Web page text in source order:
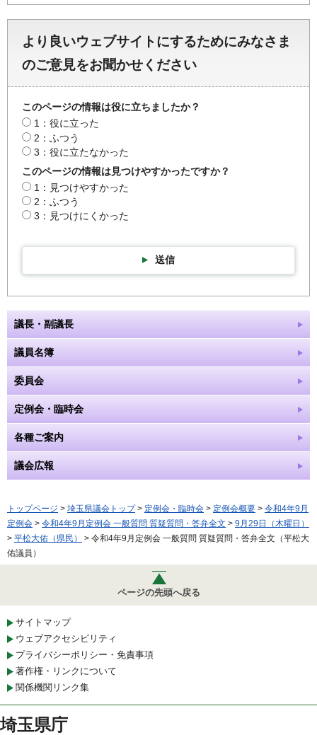
より良いウェブサイトにするためにみなさま
のご意見をお聞かせください
このページの情報は役に立ちましたか？
1：役に立った
2：ふつう
3：役に立たなかった
このページの情報は見つけやすかったですか？
1：見つけやすかった
2：ふつう
3：見つけにくかった
送信
議長・副議長
議員名簿
委員会
定例会・臨時会
各種ご案内
議会広報
トップページ > 埼玉県議会トップ> 定例会・臨時会 > 定例会概要 > 令和4年9月
定例会 > 令和4年9月定例会 一般質問 質疑質問・答弁全文 > 9月29日（木曜日）
> 平松大佑（県民）
> 令和4年9月定例会 一般質問 質疑質問・答弁全文（平松大
佑議員）
ページの先頭へ戻る
サイトマップ
ウェブアクセシビリティ
プライバシーポリシー・免責事項
著作権・リンクについて
関係機関リンク集
埼玉県庁